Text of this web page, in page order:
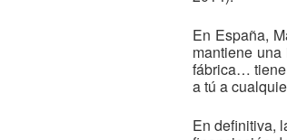
En España,
mantiene
fábrica… tiene
a tú a
En definitiva,